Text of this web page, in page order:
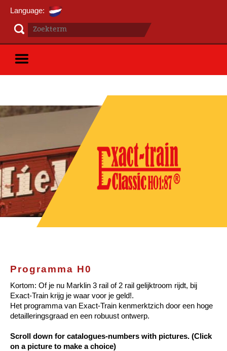
Language:
Programma H0
Kortom: Of je nu Marklin 3 rail of 2 rail gelijktroom rijdt, bij
Exact-Train krijg je waar voor je geld!.
Het programma van Exact-Train kenmerktzich door een hoge
detailleringsgraad en een robuust ontwerp.
Scroll down for catalogues-numbers with pictures. (Click
on a picture to make a choice)